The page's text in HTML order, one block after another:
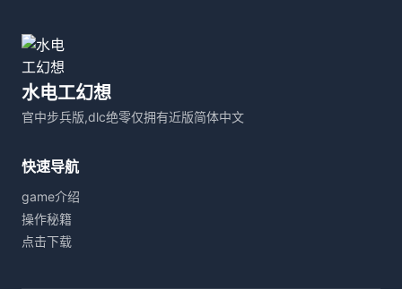
水电工幻想
官中步兵版,dlc绝零仅拥有近版简体中文
快速导航
game介绍
操作秘籍
点击下载